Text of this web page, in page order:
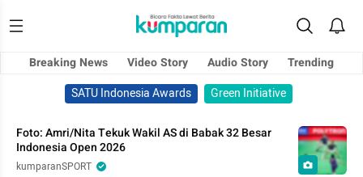
Breaking News Video Story Audio Story
Trending
SATU Indonesia Awards
Green Initiative
Foto: Amri/Nita Tekuk Wakil AS di Babak 32 Besar
Indonesia Open 2026
kumparanSPORT